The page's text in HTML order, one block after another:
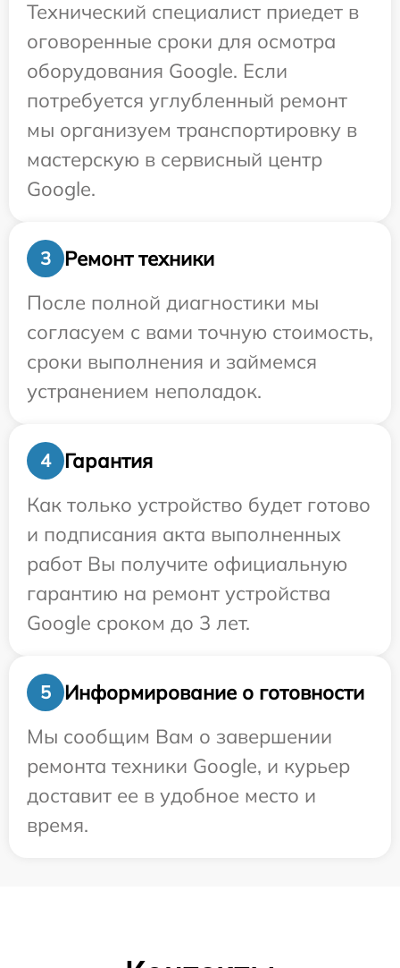
Технический специалист приедет в
оговоренные сроки для осмотра
оборудования Google. Если
потребуется углубленный ремонт
мы организуем транспортировку в
мастерскую в сервисный центр
Google.
3
Ремонт техники
После полной диагностики мы
согласуем с вами точную стоимость,
сроки выполнения и займемся
устранением неполадок.
4
Гарантия
Как только устройство будет готово
и подписания акта выполненных
работ Вы получите официальную
гарантию на ремонт устройства
Google сроком до 3 лет.
5
Информирование о готовности
Мы сообщим Вам о завершении
ремонта техники Google, и курьер
доставит ее в удобное место и
время.